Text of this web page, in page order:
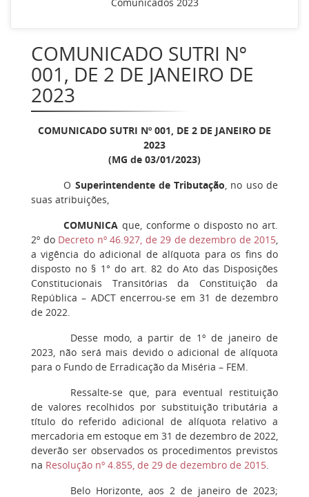
COMUNICADO SUTRI Nº
001, DE 2 DE JANEIRO DE
2023
COMUNICADO SUTRI Nº 001, DE 2 DE JANEIRO DE
2023
(MG de 03/01/2023)
O Superintendente de Tributação, no uso de
suas atribuições,
COMUNICA que, conforme o disposto no art.
2º do Decreto nº 46.927, de 29 de dezembro de 2015,
a vigência do adicional de alíquota para os fins do
disposto no § 1° do art. 82 do Ato das Disposições
Constitucionais Transitórias da Constituição da
República – ADCT encerrou-se em 31 de dezembro
de 2022.
Desse modo, a partir de 1º de janeiro de
2023, não será mais devido o adicional de alíquota
para o Fundo de Erradicação da Miséria – FEM.
Ressalte-se que, para eventual restituição
de valores recolhidos por substituição tributária a
título do referido adicional de alíquota relativo a
mercadoria em estoque em 31 de dezembro de 2022,
deverão ser observados os procedimentos previstos
na Resolução nº 4.855, de 29 de dezembro de 2015.
Belo Horizonte, aos 2 de janeiro de 2023;